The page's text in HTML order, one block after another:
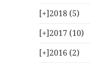
[+]2018 (5)
[+]2017 (10)
[+]2016 (2)